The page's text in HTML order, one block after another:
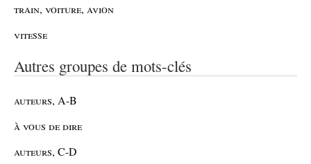
train, voiture, avion
vitesse
Autres groupes de mots-clés
auteurs, A-B
à vous de dire
auteurs, C-D